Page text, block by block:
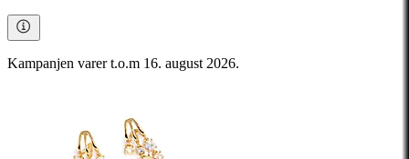
Kampanjen varer t.o.m 16. august 2026.